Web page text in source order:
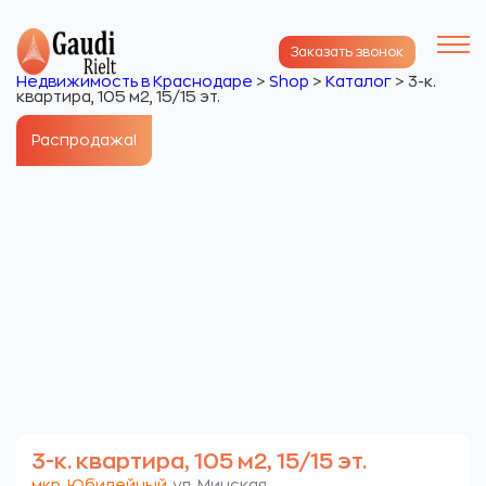
Заказать звонок
Недвижимость в Краснодаре > Shop > Каталог > 3-к.
квартира, 105 м2, 15/15 эт.
Распродажа!
3-к. квартира, 105 м2, 15/15 эт.